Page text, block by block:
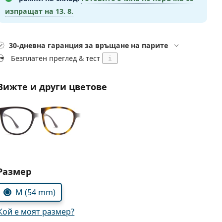
изпращат на 13. 8.
30-дневна гаранция за връщане на парите
Безплатен преглед & тест
i
и други цветове
параметри
M (54 mm)
е моят размер?